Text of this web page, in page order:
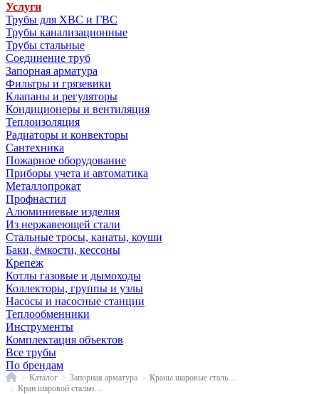
Услуги
Трубы для ХВС и ГВС
Трубы канализационные
Трубы стальные
Соединение труб
Запорная арматура
Фильтры и грязевики
Клапаны и регуляторы
Кондиционеры и вентиляция
Теплоизоляция
Радиаторы и конвекторы
Сантехника
Пожарное оборудование
Приборы учета и автоматика
Металлопрокат
Профнастил
Алюминиевые изделия
Из нержавеющей стали
Стальные тросы, канаты, коуши
Баки, ёмкости, кессоны
Крепеж
Котлы газовые и дымоходы
Коллекторы, группы и узлы
Насосы и насосные станции
Теплообменники
Инструменты
Комплектация объектов
Все трубы
По брендам
ГлавнаяКаталог Запорная арматура
Кран шаровой стальной JIP Standard WW п/привар Danfoss